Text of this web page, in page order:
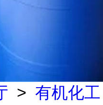
> 有机化工